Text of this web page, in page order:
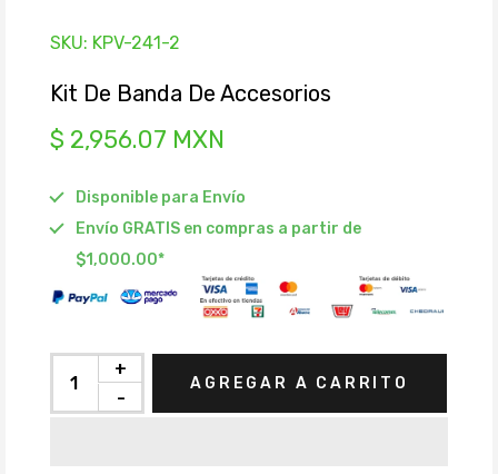
SKU: KPV-241-2
Kit De Banda De Accesorios
$ 2,956.07 MXN
Disponible para Envío
Envío GRATIS en compras a partir de
$1,000.00*
-
+
AGREGAR A CARRITO